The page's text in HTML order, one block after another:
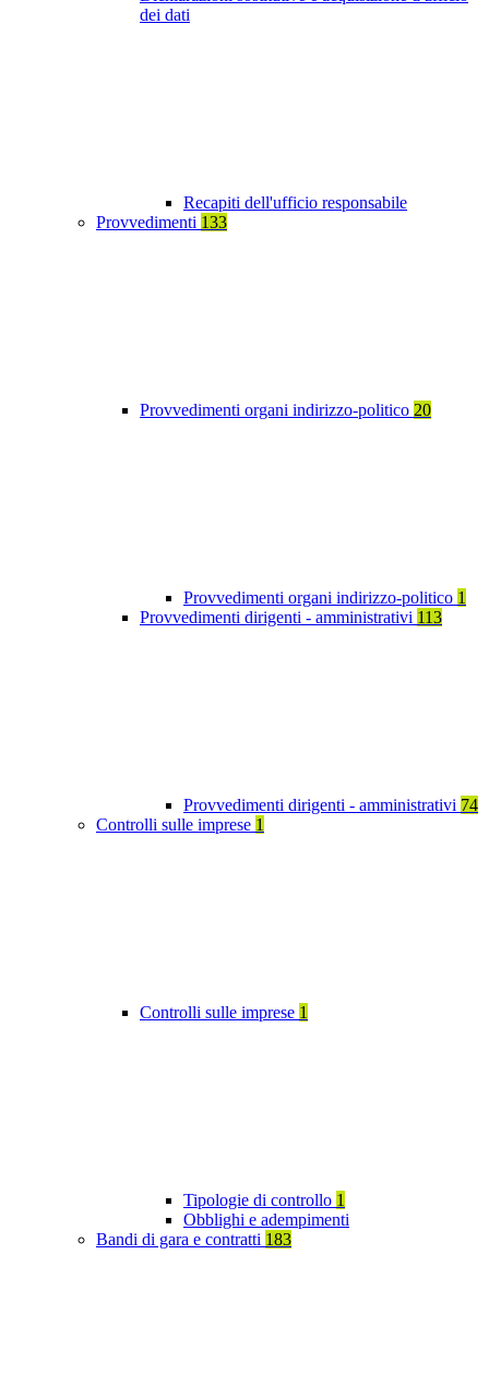
dei dati
Recapiti dell'ufficio responsabile
Provvedimenti 133
Provvedimenti organi indirizzo-politico 20
Provvedimenti organi indirizzo-politico 1
Provvedimenti dirigenti - amministrativi 113
Provvedimenti dirigenti - amministrativi 74
Controlli sulle imprese 1
Controlli sulle imprese 1
Tipologie di controllo 1
Obblighi e adempimenti
Bandi di gara e contratti 183